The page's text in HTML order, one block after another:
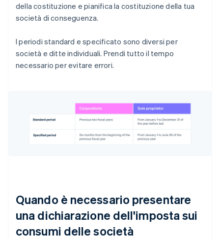
della costituzione e pianifica la costituzione della tua
società di conseguenza.
I periodi standard e specificato sono diversi per
società e ditte individuali. Prendi tutto il tempo
necessario per evitare errori.
Quando è necessario presentare
una dichiarazione dell'imposta sui
consumi delle società